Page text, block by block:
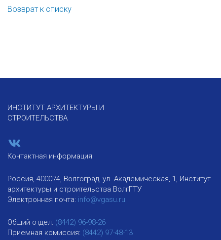
Возврат к списку
ИНСТИТУТ АРХИТЕКТУРЫ И
СТРОИТЕЛЬСТВА
Контактная информация
Россия, 400074, Волгоград, ул. Академическая, 1, Институт
архитектуры и строительства ВолгГТУ
Электронная почта: info@vgasu.ru
Общий отдел: (8442) 96-98-26
Приемная комиссия: (8442) 97-48-13